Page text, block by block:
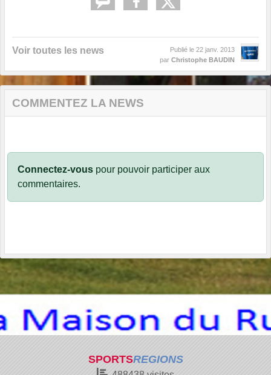
Voir toutes les news Publié le 22 janv. 2013
par Christophe BAUDIN
COMMENTEZ LA NEWS
Connectez-vous pour pouvoir participer aux
commentaires.
SPORTSREGIONS